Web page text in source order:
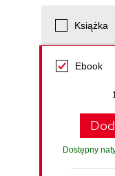
Książka
Ebook
Dostępny